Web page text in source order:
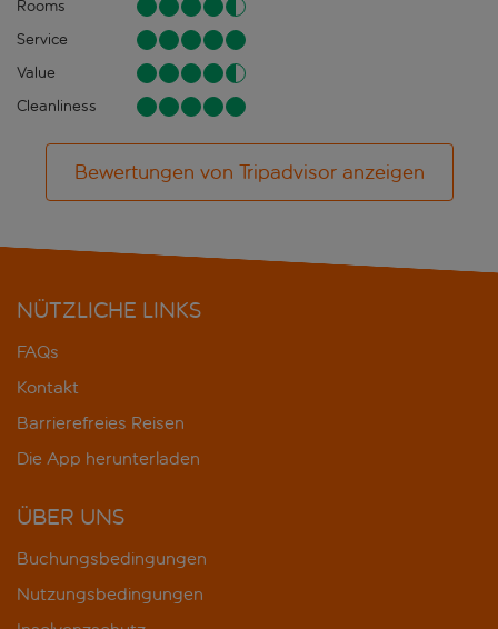
Rooms
Service
Value
Cleanliness
Bewertungen von Tripadvisor anzeigen
NÜTZLICHE LINKS
FAQs
Kontakt
Barrierefreies Reisen
Die App herunterladen
ÜBER UNS
Buchungsbedingungen
Nutzungsbedingungen